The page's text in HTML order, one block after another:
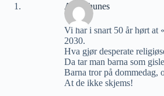
Atle Thunes
Vi har i snart 50 år hørt at
2030.
Hva gjør desperate
Da tar man barna som
Barna tror på dommedag,
At de ikke skjems!